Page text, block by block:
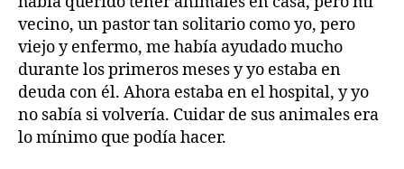
vecino, un pastor tan solitario como yo, pero
viejo y enfermo, me había ayudado mucho
durante los primeros meses y yo estaba en
deuda con él. Ahora estaba en el hospital, y yo
no sabía si volvería. Cuidar de sus animales era
lo mínimo que podía hacer.